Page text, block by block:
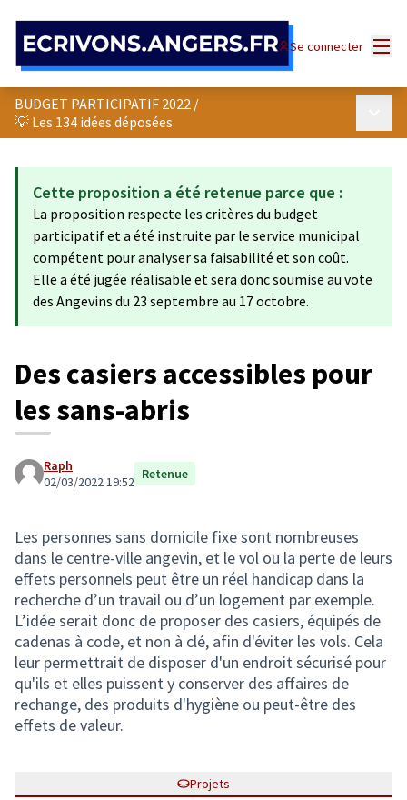
Se connecter
BUDGET PARTICIPATIF 2022 /
💡 Les 134 idées déposées
Cette proposition a été retenue parce que :
La proposition respecte les critères du budget
participatif et a été instruite par le service municipal
compétent pour analyser sa faisabilité et son coût.
Elle a été jugée réalisable et sera donc soumise au vote
des Angevins du 23 septembre au 17 octobre.
Des casiers accessibles pour
les sans-abris
Raph
02/03/2022 19:52 Retenue
Les personnes sans domicile fixe sont nombreuses
dans le centre-ville angevin, et le vol ou la perte de leurs
effets personnels peut être un réel handicap dans la
recherche d’un travail ou d’un logement par exemple.
L’idée serait donc de proposer des casiers, équipés de
cadenas à code, et non à clé, afin d'éviter les vols. Cela
leur permettrait de disposer d'un endroit sécurisé pour
qu'ils et elles puissent y conserver des affaires de
rechange, des produits d'hygiène ou peut-être des
effets de valeur.
Projets